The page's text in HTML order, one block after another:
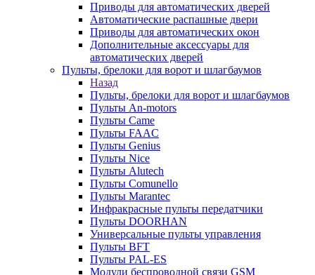
Приводы для автоматических дверей
Автоматические распашные двери
Приводы для автоматических окон
Дополнительные аксессуары для
автоматических дверей
Пульты, брелоки для ворот и шлагбаумов
Назад
Пульты, брелоки для ворот и шлагбаумов
Пульты An-motors
Пульты Came
Пульты FAAC
Пульты Genius
Пульты Nice
Пульты Alutech
Пульты Сomunello
Пульты Marantec
Инфракрасные пульты передатчики
Пульты DOORHAN
Универсальные пульты управления
Пульты BFT
Пульты PAL-ES
Модули беспроводной связи GSM